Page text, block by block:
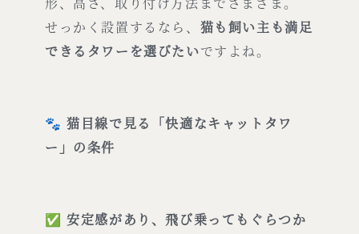
せっかく設置するなら、 猫も飼い主も満足
できるタワーを選びたいですよね。
🐾猫目線で見る「快適なキャットタワ
ー」の条件
✅安定感があり、飛び乗ってもぐらつか